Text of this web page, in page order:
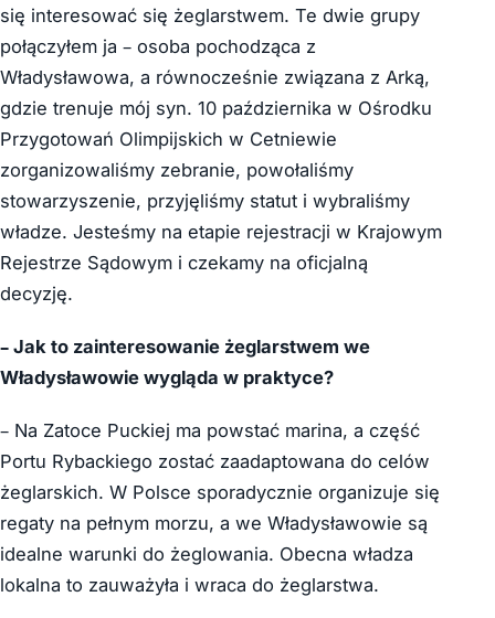
się interesować się żeglarstwem. Te dwie grupy
połączyłem ja – osoba pochodząca z
Władysławowa, a równocześnie związana z Arką,
gdzie trenuje mój syn. 10 października w Ośrodku
Przygotowań Olimpijskich w Cetniewie
zorganizowaliśmy zebranie, powołaliśmy
stowarzyszenie, przyjęliśmy statut i wybraliśmy
władze. Jesteśmy na etapie rejestracji w Krajowym
Rejestrze Sądowym i czekamy na oficjalną
decyzję.
– Jak to zainteresowanie żeglarstwem we
Władysławowie wygląda w praktyce?
– Na Zatoce Puckiej ma powstać marina, a część
Portu Rybackiego zostać zaadaptowana do celów
żeglarskich. W Polsce sporadycznie organizuje się
regaty na pełnym morzu, a we Władysławowie są
idealne warunki do żeglowania. Obecna władza
lokalna to zauważyła i wraca do żeglarstwa.